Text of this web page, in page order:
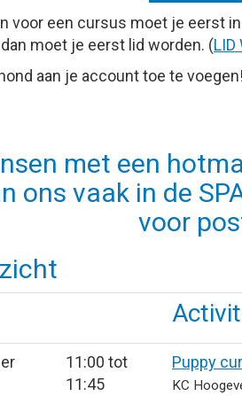
voor een cursus moet je eerst
moet je eerst lid worden. (LID
aan je account toe te voegen!
met een
ons vaak in de
voor
11:00 tot
11:45
Puppy
KC